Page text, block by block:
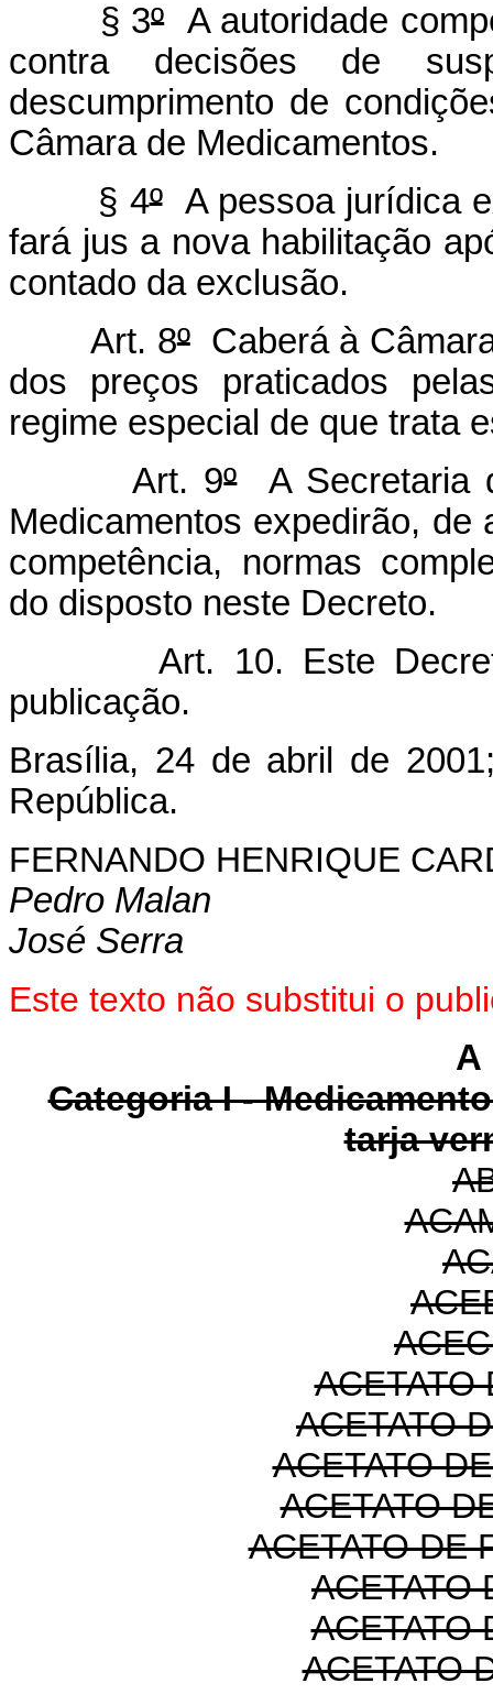
§ 3ºA autoridade
contra decisões de
descumprimento de
Câmara de Medicamentos.
§ 4ºA pessoa jurídica
fará jus a nova habilitação
contado da exclusão.
Art. 8ºCaberá à
dos preços praticados
regime especial de que trata
Art. 9ºA Secretaria
Medicamentos expedirão,
competência, normas
do disposto neste Decreto.
Art. 10. Este
publicação.
Brasília, 24 de abril de
República.
FERNANDO HENRIQUE
Pedro Malan
José Serra
Este texto não substitui o
A
Categoria I -
tarja
ACETATO
ACETATO
ACETATO
ACETATO
ACETATO DE
ACETATO
ACETATO
ACETATO